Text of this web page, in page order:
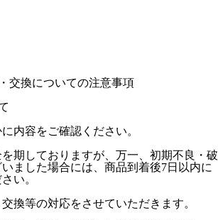
交換についての注意事項
内容をご確認ください。
期しておりますが、万一、初期不良・破
ました場合には、商品到着後7日以内に
い。
換等の対応をさせていただきます。